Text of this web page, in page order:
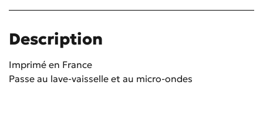
Description
Imprimé en France
Passe au lave-vaisselle et au micro-ondes